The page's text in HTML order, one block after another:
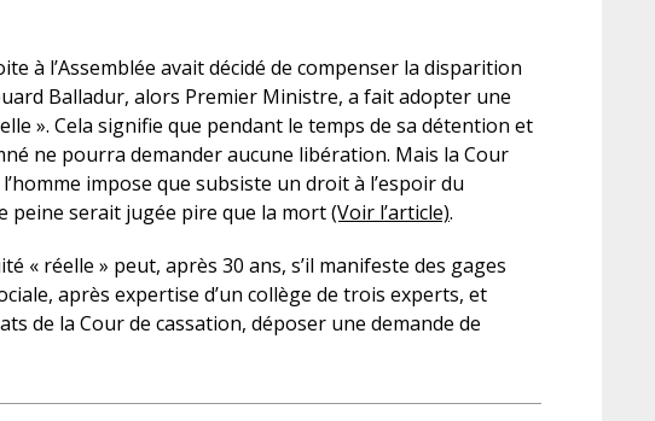
à l’Assemblée avait décidé de compenser la disparition
Balladur, alors Premier Ministre, a fait adopter une
». Cela signifie que pendant le temps de sa détention et
ne pourra demander aucune libération. Mais la Cour
impose que subsiste un droit à l’espoir du
peine serait jugée pire que la mort(Voir l’article).
« réelle » peut, après 30 ans, s’il manifeste des gages
après expertise d’un collège de trois experts, et
de la Cour de cassation, déposer une demande de